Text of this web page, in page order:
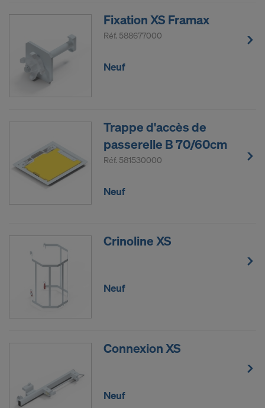
Fixation XS Framax
Réf. 588677000
Neuf
Trappe d'accès de
passerelle B 70/60cm
Réf. 581530000
Neuf
Crinoline XS
Neuf
Connexion XS
Neuf
exécutoires contre cette procédure des autorités
américaines.
Les données à caractère personnel que nous
transmettons aux États-Unis sont en particulier
des adresses IP (« adresses de protocole Internet »).
le biais de diverses applications :
Facebook LLC
Google LLC
MaxMind Inc.
Microsoft Corporation
Monotype Imaging Holdings Inc.
Sketchfab Inc.
The Trade Desk, Inc.
Vimeo LLC
Nous avons besoin de votre consentement
explicite pour continuer à pouvoir transmettre vos
Vous pourrez révoquer, avec effet à l’avenir, votre
consentement à tout moment en accédant aux
paramétrages des cookies sur le site Internet.